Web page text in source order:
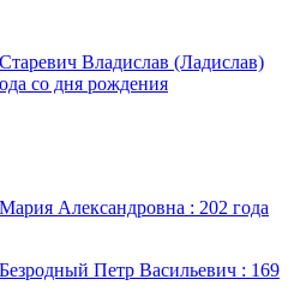
Владислав (Ладислав)
со дня рождения
Александровна : 202 года
Петр Васильевич : 169